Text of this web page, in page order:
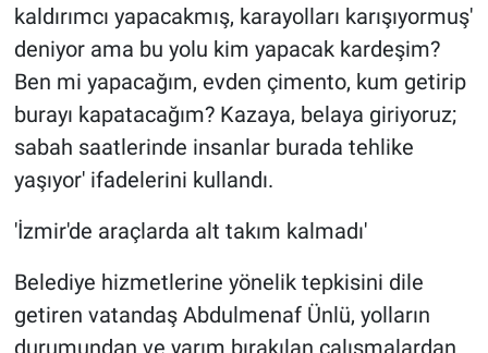
kaldırımcı yapacakmış, karayolları karışıyormuş'
deniyor ama bu yolu kim yapacak kardeşim?
Ben mi yapacağım, evden çimento, kum getirip
burayı kapatacağım? Kazaya, belaya giriyoruz;
sabah saatlerinde insanlar burada tehlike
yaşıyor' ifadelerini kullandı.
'İzmir'de araçlarda alt takım kalmadı'
Belediye hizmetlerine yönelik tepkisini dile
getiren vatandaş Abdulmenaf Ünlü, yolların
durumundan ve yarım bırakılan çalışmalardan